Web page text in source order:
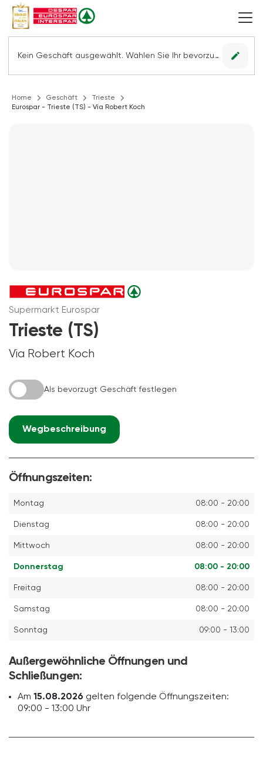
Kein Geschäft ausgewählt. Wählen Sie Ihr bevorzugtes Geschäft, um alle Angebote sehen zu können. edit
Home Geschäft
Trieste
Eurospar - Trieste (TS) - Via Robert Koch
Supermarkt Eurospar
Trieste (TS)
Via Robert Koch
Als bevorzugt Geschäft festlegen
Wegbeschreibung
Öffnungszeiten:
Montag 08:00 - 20:00
Dienstag 08:00 - 20:00
Mittwoch 08:00 - 20:00
Donnerstag 08:00 - 20:00
Freitag 08:00 - 20:00
Samstag 08:00 - 20:00
Sonntag 09:00 - 13:00
Außergewöhnliche Öffnungen und
Schließungen:
Am 15.08.2026 gelten folgende Öffnungszeiten:
09:00 - 13:00 Uhr